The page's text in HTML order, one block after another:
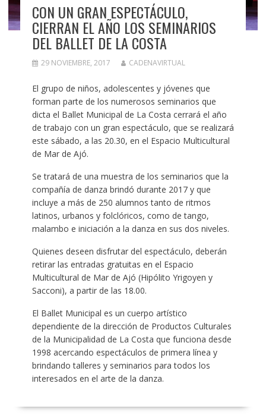
CON UN GRAN ESPECTÁCULO,
CIERRAN EL AÑO LOS SEMINARIOS
DEL BALLET DE LA COSTA
29 NOVIEMBRE, 2017 CADENAVIRTUAL
El grupo de niños, adolescentes y jóvenes que
forman parte de los numerosos seminarios que
dicta el Ballet Municipal de La Costa cerrará el año
de trabajo con un gran espectáculo, que se realizará
este sábado, a las 20.30, en el Espacio Multicultural
de Mar de Ajó.
Se tratará de una muestra de los seminarios que la
compañía de danza brindó durante 2017 y que
incluye a más de 250 alumnos tanto de ritmos
latinos, urbanos y folclóricos, como de tango,
malambo e iniciación a la danza en sus dos niveles.
Quienes deseen disfrutar del espectáculo, deberán
retirar las entradas gratuitas en el Espacio
Multicultural de Mar de Ajó (Hipólito Yrigoyen y
Sacconi), a partir de las 18.00.
El Ballet Municipal es un cuerpo artístico
dependiente de la dirección de Productos Culturales
de la Municipalidad de La Costa que funciona desde
1998 acercando espectáculos de primera línea y
brindando talleres y seminarios para todos los
interesados en el arte de la danza.